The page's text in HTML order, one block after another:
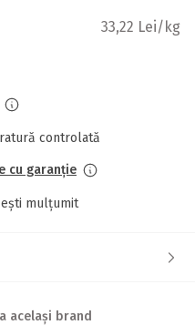
33,22 Lei/kg
controlată
cu garanție
ești mulțumit
același brand